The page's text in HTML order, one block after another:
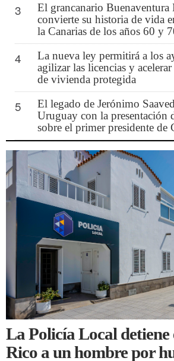
3
El grancanario Buenaventura
convierte su historia de vida
la Canarias de los años 60 y
4
La nueva ley permitirá a los
agilizar las licencias y
de vivienda protegida
5
El legado de Jerónimo
Uruguay con la presentación
sobre el primer presidente de
La Policía Local detiene
Rico a un hombre por